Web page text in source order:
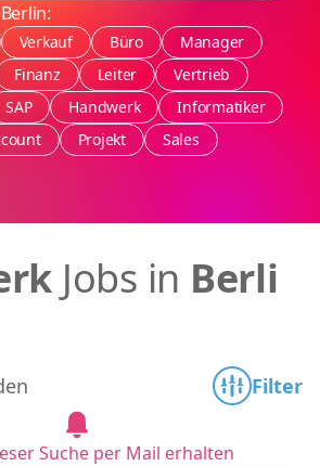
Verkauf Büro
Manager
Finanz Leiter
Vertrieb
SAP Handwerk
Informatiker
Projekt Sales
Jobs in Berli
Filter
Suche per Mail erhalten